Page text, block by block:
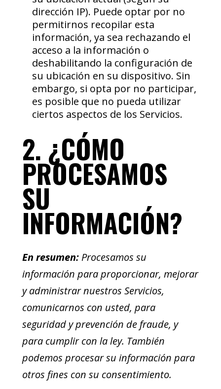
dirección IP). Puede optar por no
permitirnos recopilar esta
información, ya sea rechazando el
acceso a la información o
deshabilitando la configuración de
su ubicación en su dispositivo. Sin
embargo, si opta por no participar,
es posible que no pueda utilizar
ciertos aspectos de los Servicios.
2. ¿CÓMO
PROCESAMOS
SU
INFORMACIÓN?
En resumen: Procesamos su
información para proporcionar, mejorar
y administrar nuestros Servicios,
comunicarnos con usted, para
seguridad y prevención de fraude, y
para cumplir con la ley. También
podemos procesar su información para
otros fines con su consentimiento.